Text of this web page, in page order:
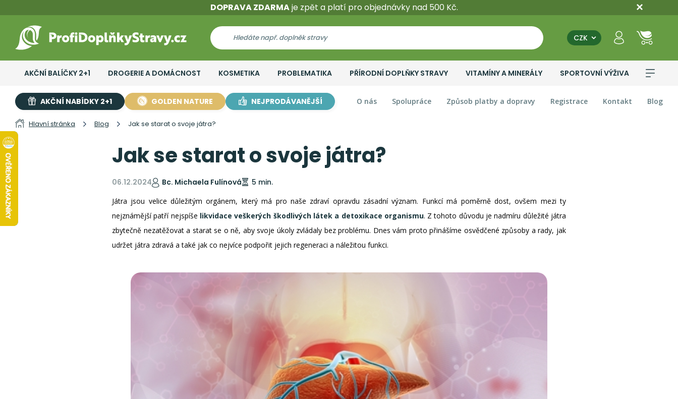
DOPRAVA ZDARMAje zpět a platí pro objednávky nad 500 Kč.
CZK
AKČNÍ BALÍČKY 2+1 DROGERIE A DOMÁCNOST KOSMETIKA PROBLEMATIKA PŘÍRODNÍ DOPLŇKY STRAVY VITAMÍNY A MINERÁLY SPORTOVNÍ VÝŽIVA
AKČNÍ NABÍDKY 2+1 GOLDEN NATURE NEJPRODÁVANĚJŠÍ O nás Spolupráce Způsob platby a dopravy Registrace Kontakt Blog
Hlavní stránka Blog Jak se starat o svoje játra?
Jak se starat o svoje játra?
06.12.2024 Bc. Michaela Fulínová 5 min.
Játra jsou velice důležitým orgánem, který má pro naše zdraví opravdu zásadní význam. Funkcí má poměrně dost, ovšem mezi ty
nejznámější patří nejspíše likvidace veškerých škodlivých látek a detoxikace organismu. Z tohoto důvodu je nadmíru důležité játra
zbytečně nezatěžovat a starat se o ně, aby svoje úkoly zvládaly bez problému. Dnes vám proto přinášíme osvědčené způsoby a rady, jak
udržet játra zdravá a také jak co nejvíce podpořit jejich regeneraci a náležitou funkci.